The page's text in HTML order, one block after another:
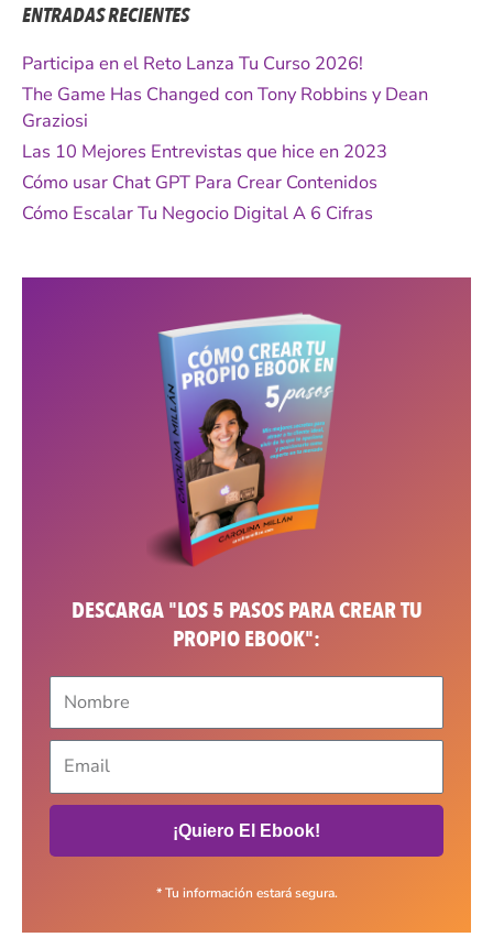
a
r
o
r
:
ENTRADAS RECIENTES
Participa en el Reto Lanza Tu Curso 2026!
The Game Has Changed con Tony Robbins y Dean
Graziosi
Las 10 Mejores Entrevistas que hice en 2023
Cómo usar Chat GPT Para Crear Contenidos
Cómo Escalar Tu Negocio Digital A 6 Cifras
DESCARGA "LOS 5 PASOS PARA CREAR TU
PROPIO EBOOK":
¡Quiero El Ebook!
* Tu información estará segura.